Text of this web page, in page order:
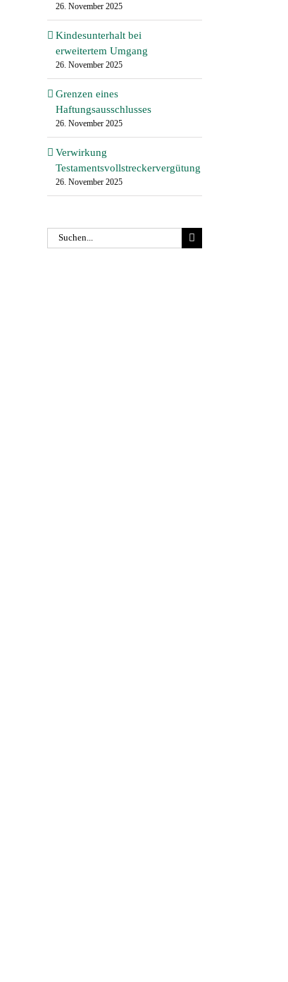
26. November 2025
Kindesunterhalt bei
erweitertem Umgang
26. November 2025
Grenzen eines
Haftungsausschlusses
26. November 2025
Verwirkung
Testamentsvollstreckervergütung
26. November 2025
Suche
nach: